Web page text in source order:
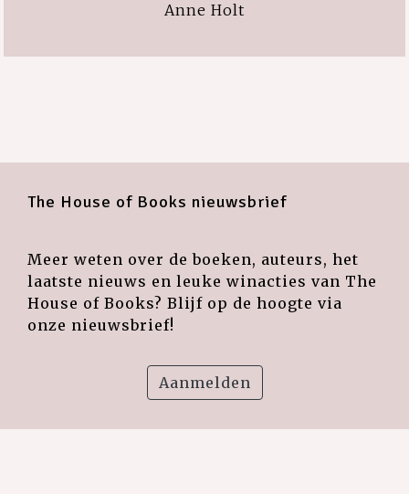
Anne Holt
The House of Books nieuwsbrief
Meer weten over de boeken, auteurs, het
laatste nieuws en leuke winacties van The
House of Books? Blijf op de hoogte via
onze nieuwsbrief!
Aanmelden